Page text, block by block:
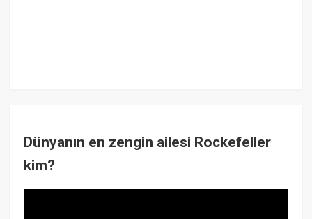
Dünyanın en zengin ailesi Rockefeller
kim?